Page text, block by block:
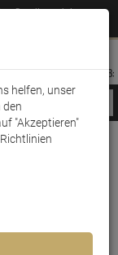
Bestellung erhalten
AUFKLAPPEN
MERKZETTEL
WARENKORB:
Küchenreiniger
1 L
helfen, unser
den
"Akzeptieren"